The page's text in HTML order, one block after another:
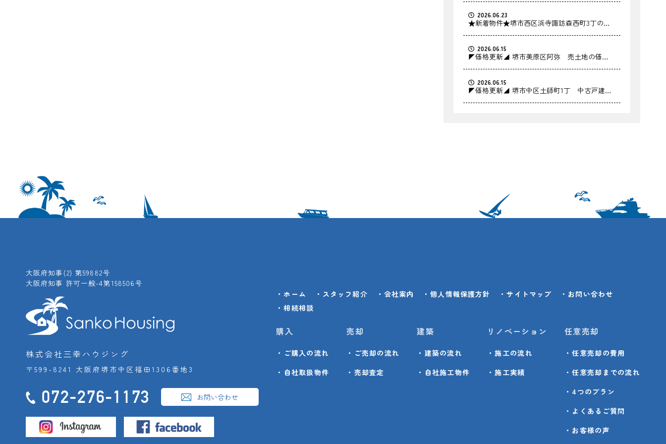
2026.06.23
★新着物件★堺市西区浜寺諏訪森西町3丁の中
2026.06.15
◤価格更新◢ 堺市美原区阿弥 売土地の価格
2026.06.15
◤価格更新◢ 堺市中区土師町1丁 中古戸建の
大阪府知事(2) 第59882号
大阪府知事 許可一般-4第158506号
株式会社三幸ハウジング
〒599-8241 大阪府堺市中区福田1306番地3
072-276-1173 お問い合わせ
・ホーム ・スタッフ紹介 ・会社案内 ・個人情報保護方針 ・サイトマップ
・お問い合わせ
・相続相談
購入
・ご購入の流れ
・自社取扱物件
売却
・ご売却の流れ
・売却査定
建築
・建築の流れ
・自社施工物件
リノベーション
・施工の流れ
・施工実績
任意売却
・任意売却の費用
・任意売却までの流れ
・4つのプラン
・よくあるご質問
・お客様の声